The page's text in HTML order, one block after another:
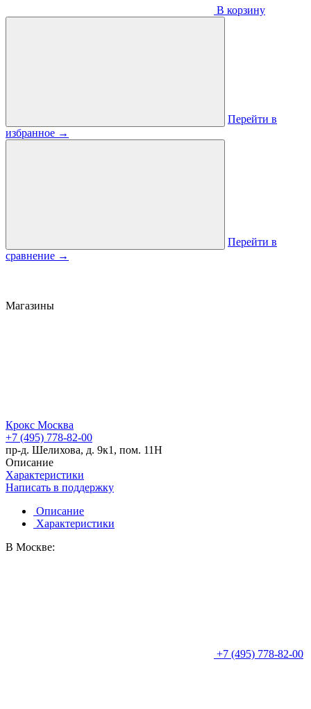
В корзину
Перейти в
избранное →
Перейти в
сравнение →
Магазины
Крокс Москва
+7 (495) 778-82-00
пр-д. Шелихова, д. 9к1, пом. 11Н
Описание
Характеристики
Написать в поддержку
Описание
Характеристики
В Москве:
+7 (495) 778-82-00